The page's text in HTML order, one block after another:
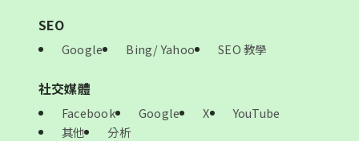
SEO
Google Bing/ Yahoo SEO 教學
社交媒體
Facebook Google X
YouTube
其他
分析